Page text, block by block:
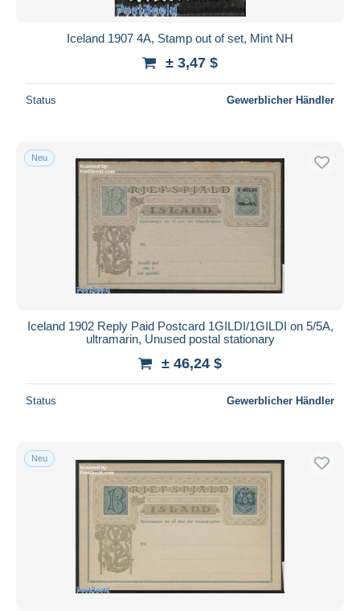
Iceland 1907 4A, Stamp out of set, Mint NH
± 3,47 $
Status Gewerblicher Händler
Neu
Iceland 1902 Reply Paid Postcard 1GILDI/1GILDI on 5/5A,
ultramarin, Unused postal stationary
± 46,24 $
Status Gewerblicher Händler
Neu